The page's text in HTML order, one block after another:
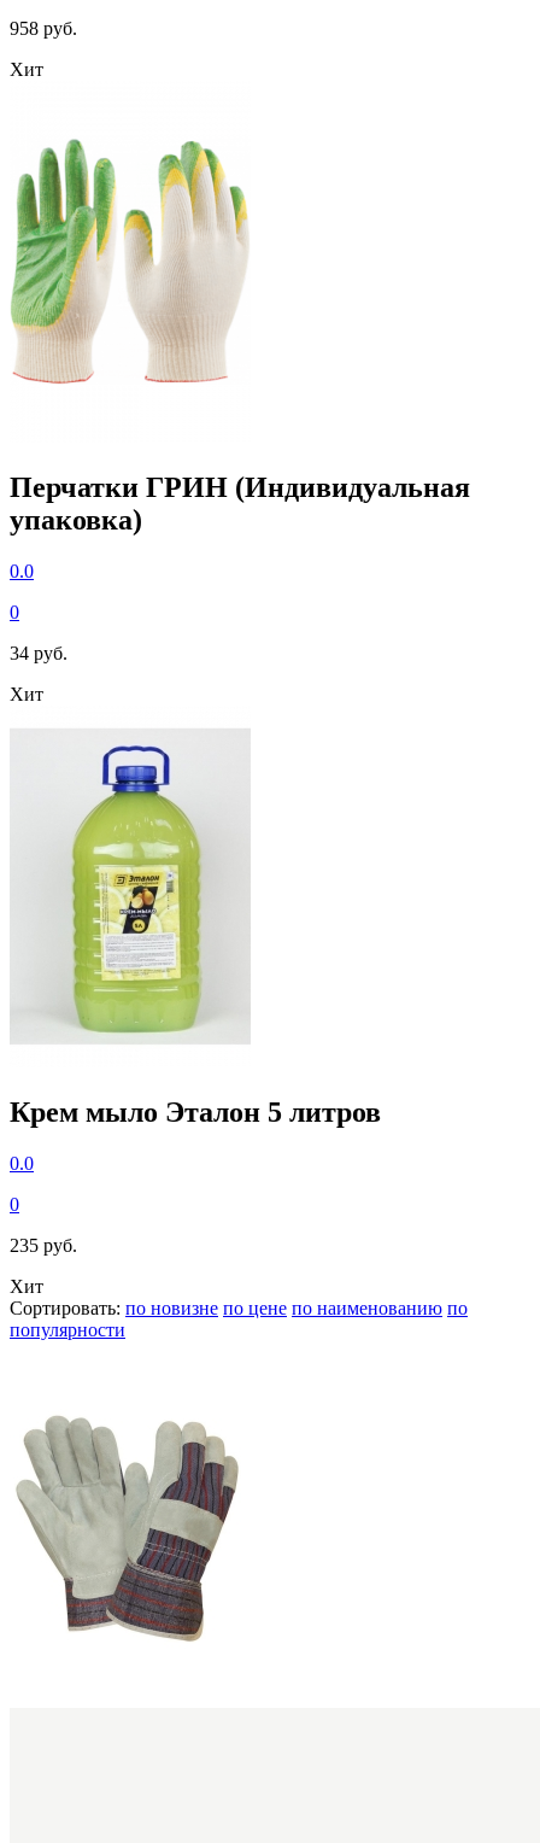
958 руб.
Хит
Перчатки ГРИН (Индивидуальная
упаковка)
0.0
0
34 руб.
Хит
Крем мыло Эталон 5 литров
0.0
0
235 руб.
Хит
Сортировать: по новизне по цене по наименованию по
популярности